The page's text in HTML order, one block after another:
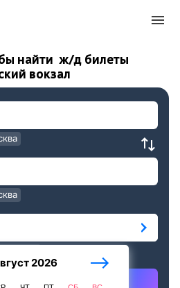
найти ж/д билеты
вокзал
2026
ж/д билеты